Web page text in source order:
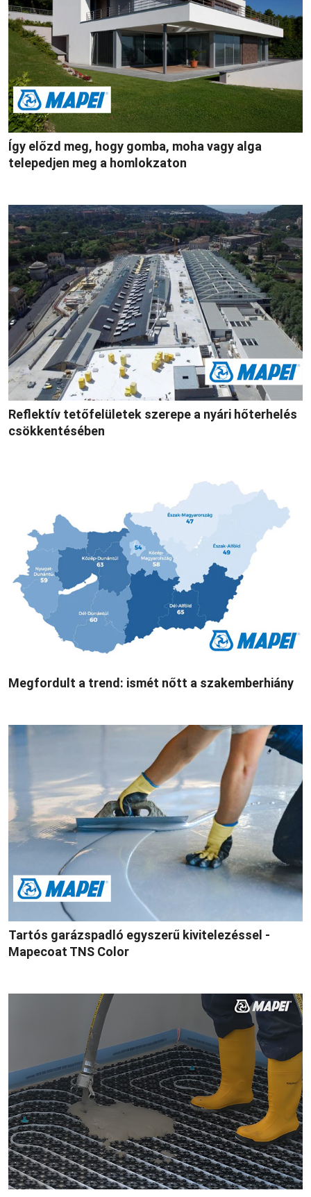
Így előzd meg, hogy gomba, moha vagy alga
telepedjen meg a homlokzaton
Reflektív tetőfelületek szerepe a nyári hőterhelés
csökkentésében
Megfordult a trend: ismét nőtt a szakemberhiány
Tartós garázspadló egyszerű kivitelezéssel -
Mapecoat TNS Color